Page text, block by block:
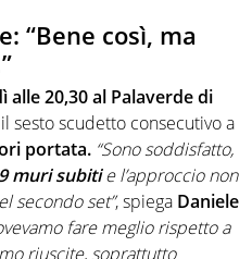
“Bene così, ma
alle 20,30 al Palaverde di
sesto scudetto consecutivo a
portata. “Sono soddisfatto,
muri subitie l’approccio non
secondo set”, spiega Daniele
fare meglio rispetto a
riuscite, soprattutto